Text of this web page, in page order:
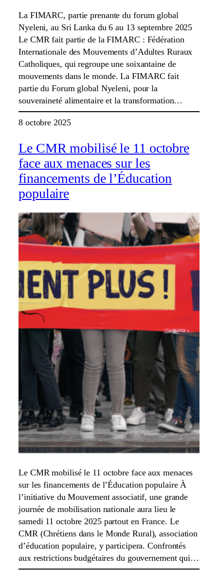
La FIMARC, partie prenante du forum global
Nyeleni, au Sri Lanka du 6 au 13 septembre 2025
Le CMR fait partie de la FIMARC : Fédération
Internationale des Mouvements d’Adultes Ruraux
Catholiques, qui regroupe une soixantaine de
mouvements dans le monde. La FIMARC fait
partie du Forum global Nyeleni, pour la
souveraineté alimentaire et la transformation…
8 octobre 2025
Le CMR mobilisé le 11 octobre
face aux menaces sur les
financements de l’Éducation
populaire
Le CMR mobilisé le 11 octobre face aux menaces
sur les financements de l’Éducation populaire À
l’initiative du Mouvement associatif, une grande
journée de mobilisation nationale aura lieu le
samedi 11 octobre 2025 partout en France. Le
CMR (Chrétiens dans le Monde Rural), association
d’éducation populaire, y participera. Confrontés
aux restrictions budgétaires du gouvernement qui…